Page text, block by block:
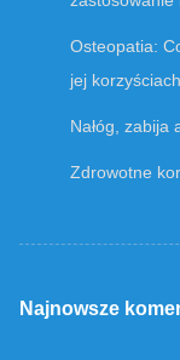
Osteopatia:
jej korzyściach
Nałóg, zabija
Zdrowotne
Najnowsze